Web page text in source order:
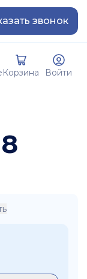
звонок
Корзина Войти